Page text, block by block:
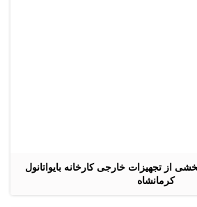
از تجهیزات خارجی کارخانه بایواتانول
کرمانشاه